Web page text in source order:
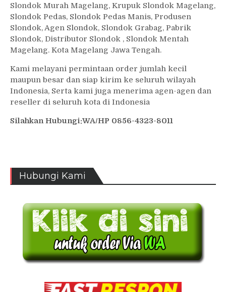
Slondok Murah Magelang, Krupuk Slondok Magelang,
Slondok Pedas, Slondok Pedas Manis, Produsen
Slondok, Agen Slondok, Slondok Grabag, Pabrik
Slondok, Distributor Slondok , Slondok Mentah
Magelang. Kota Magelang Jawa Tengah.
Kami melayani permintaan order jumlah kecil
maupun besar dan siap kirim ke seluruh wilayah
Indonesia, Serta kami juga menerima agen-agen dan
reseller di seluruh kota di Indonesia
Silahkan Hubungi:WA/HP 0856-4323-8011
Hubungi Kami